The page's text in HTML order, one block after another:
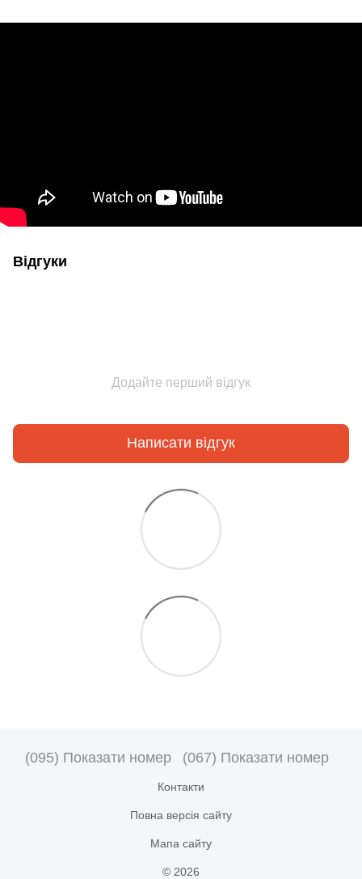
Відгуки
Додайте перший відгук
Написати відгук
(095) Показати номер (067) Показати номер
Контакти
Повна версія сайту
Мапа сайту
© 2026